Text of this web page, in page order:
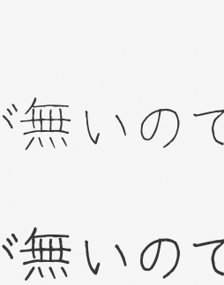
無いの
無いの